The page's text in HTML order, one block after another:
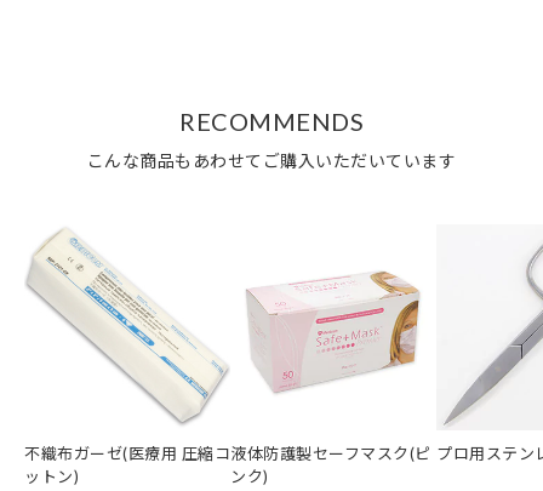
RECOMMENDS
こんな商品もあわせてご購入いただいています
不織布ガーゼ(医療用 圧縮コ
ットン)
液体防護製セーフマスク(ピ
ンク)
プロ用ステン